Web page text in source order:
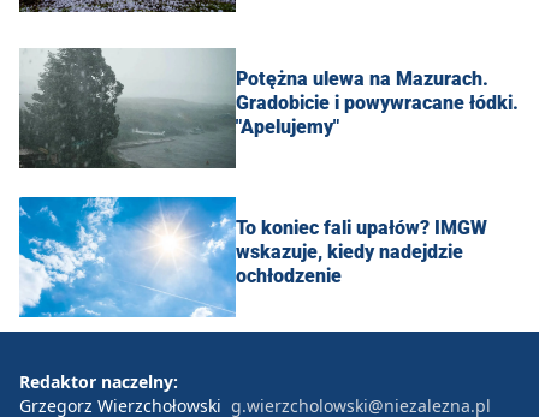
Potężna ulewa na Mazurach.
Gradobicie i powywracane łódki.
"Apelujemy"
To koniec fali upałów? IMGW
wskazuje, kiedy nadejdzie
ochłodzenie
Redaktor naczelny:
Grzegorz Wierzchołowski g.wierzcholowski@niezalezna.pl